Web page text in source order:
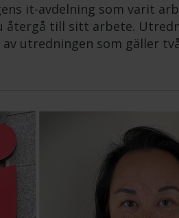
it-avdelning som varit
återgå till sitt arbete.
utredningen som gäller